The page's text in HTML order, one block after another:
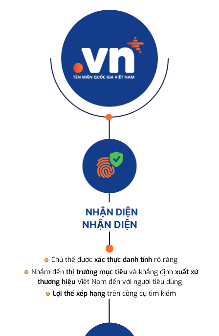
NHẬN DIỆN
Chủ thể được xác thực danh tính rõ ràng
Nhắm đến thị trường mục tiêuvà khẳng định xuất xứ
thương hiệuViệt Nam đến với người tiêu dùng
Lợi thế xếp hạng trên công cụ tìm kiếm